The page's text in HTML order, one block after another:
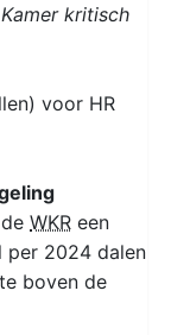
kritisch
voor HR
WKR een
per 2024 dalen
boven de